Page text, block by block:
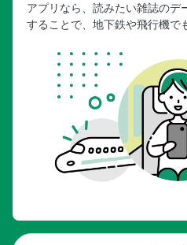
アプリなら、読みたい雑誌のデ
することで、地下鉄や飛行機で